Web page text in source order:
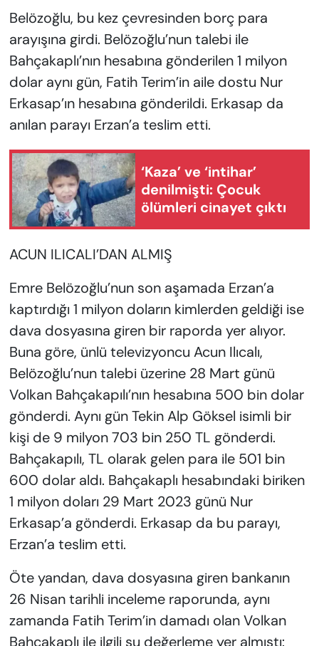
Belözoğlu, bu kez çevresinden borç para
arayışına girdi. Belözoğlu’nun talebi ile
Bahçakaplı’nın hesabına gönderilen 1 milyon
dolar aynı gün, Fatih Terim’in aile dostu Nur
Erkasap’ın hesabına gönderildi. Erkasap da
anılan parayı Erzan’a teslim etti.
‘Kaza’ ve ‘intihar’
denilmişti: Çocuk
ölümleri cinayet çıktı
ACUN ILICALI’DAN ALMIŞ
Emre Belözoğlu’nun son aşamada Erzan’a
kaptırdığı 1 milyon doların kimlerden geldiği ise
dava dosyasına giren bir raporda yer alıyor.
Buna göre, ünlü televizyoncu Acun Ilıcalı,
Belözoğlu’nun talebi üzerine 28 Mart günü
Volkan Bahçakapılı’nın hesabına 500 bin dolar
gönderdi. Aynı gün Tekin Alp Göksel isimli bir
kişi de 9 milyon 703 bin 250 TL gönderdi.
Bahçakapılı, TL olarak gelen para ile 501 bin
600 dolar aldı. Bahçakaplı hesabındaki biriken
1 milyon doları 29 Mart 2023 günü Nur
Erkasap’a gönderdi. Erkasap da bu parayı,
Erzan’a teslim etti.
Öte yandan, dava dosyasına giren bankanın
26 Nisan tarihli inceleme raporunda, aynı
zamanda Fatih Terim’in damadı olan Volkan
Bahçakaplı ile ilgili şu değerleme yer almıştı: